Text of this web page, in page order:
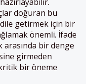
doğuran bu
getirmek için bir
önemli. İfade
bir denge
girmeden
bir öneme